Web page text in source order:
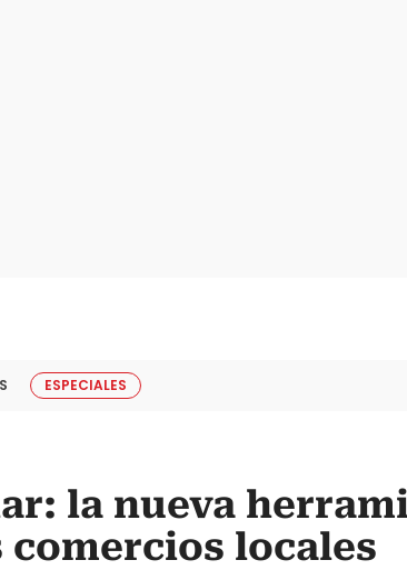
ESPECIALES
la nueva
comercios locales